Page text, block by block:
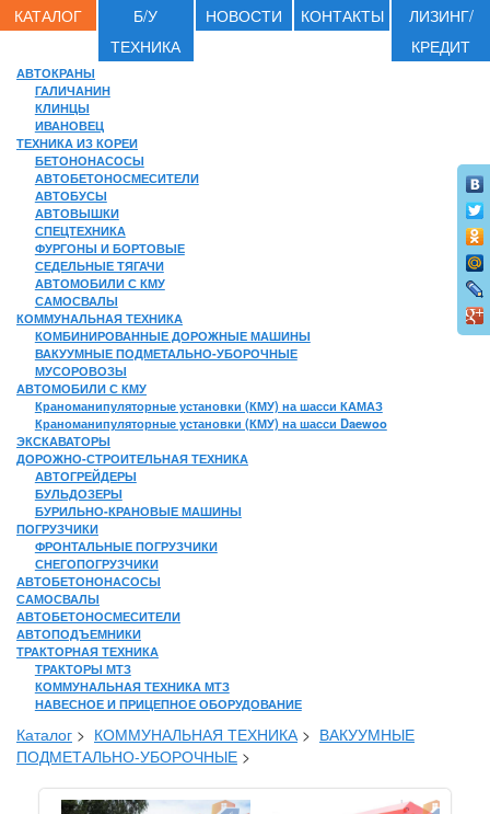
КАТАЛОГ
Б/У
ТЕХНИКА
НОВОСТИ КОНТАКТЫ
ЛИЗИНГ/
КРЕДИТ
АВТОКРАНЫ
ГАЛИЧАНИН
КЛИНЦЫ
ИВАНОВЕЦ
ТЕХНИКА ИЗ КОРЕИ
БЕТОНОНАСОСЫ
АВТОБЕТОНОСМЕСИТЕЛИ
АВТОБУСЫ
АВТОВЫШКИ
СПЕЦТЕХНИКА
ФУРГОНЫ И БОРТОВЫЕ
СЕДЕЛЬНЫЕ ТЯГАЧИ
АВТОМОБИЛИ С КМУ
САМОСВАЛЫ
КОММУНАЛЬНАЯ ТЕХНИКА
КОМБИНИРОВАННЫЕ ДОРОЖНЫЕ МАШИНЫ
ВАКУУМНЫЕ ПОДМЕТАЛЬНО-УБОРОЧНЫЕ
МУСОРОВОЗЫ
АВТОМОБИЛИ С КМУ
Краноманипуляторные установки (КМУ) на шасси КАМАЗ
Краноманипуляторные установки (КМУ) на шасси Daewoo
ЭКСКАВАТОРЫ
ДОРОЖНО-СТРОИТЕЛЬНАЯ ТЕХНИКА
АВТОГРЕЙДЕРЫ
БУЛЬДОЗЕРЫ
БУРИЛЬНО-КРАНОВЫЕ МАШИНЫ
ПОГРУЗЧИКИ
ФРОНТАЛЬНЫЕ ПОГРУЗЧИКИ
СНЕГОПОГРУЗЧИКИ
АВТОБЕТОНОНАСОСЫ
САМОСВАЛЫ
АВТОБЕТОНОСМЕСИТЕЛИ
АВТОПОДЪЕМНИКИ
ТРАКТОРНАЯ ТЕХНИКА
ТРАКТОРЫ МТЗ
КОММУНАЛЬНАЯ ТЕХНИКА МТЗ
НАВЕСНОЕ И ПРИЦЕПНОЕ ОБОРУДОВАНИЕ
Каталог > КОММУНАЛЬНАЯ ТЕХНИКА> ВАКУУМНЫЕ
ПОДМЕТАЛЬНО-УБОРОЧНЫЕ >